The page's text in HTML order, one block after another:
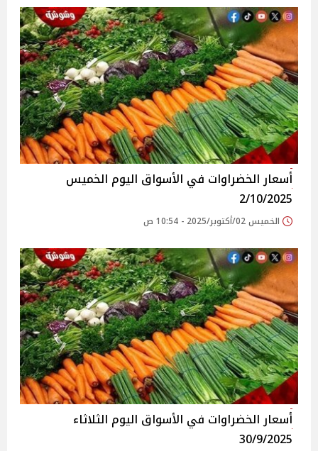
أسعار الخضراوات في الأسواق‎‎ اليوم الخميس
2/10/2025
الخميس 02/أكتوبر/2025 - 10:54 ص
أسعار الخضراوات في الأسواق‎‎ اليوم الثلاثاء
30/9/2025